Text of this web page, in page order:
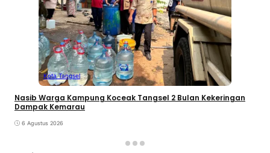
Kota Tangsel
Nasib Warga Kampung Koceak Tangsel 2 Bulan Kekeringan
Dampak Kemarau
6 Agustus 2026